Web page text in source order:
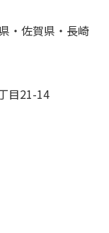
・佐賀県・長崎
目21-14